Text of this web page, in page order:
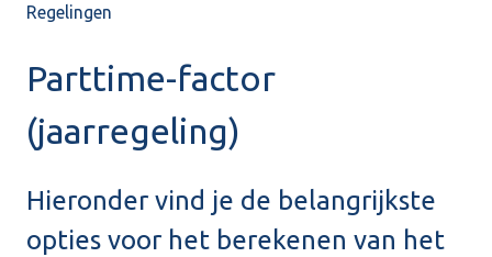
Regelingen
Parttime-factor
(jaarregeling)
Hieronder vind je de belangrijkste
opties voor het berekenen van het